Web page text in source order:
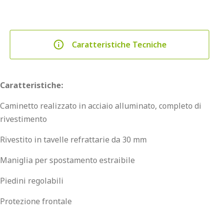
Caratteristiche Tecniche
Caratteristiche:
Caminetto realizzato in acciaio alluminato, completo di
rivestimento
Rivestito in tavelle refrattarie da 30 mm
Maniglia per spostamento estraibile
Piedini regolabili
Protezione frontale